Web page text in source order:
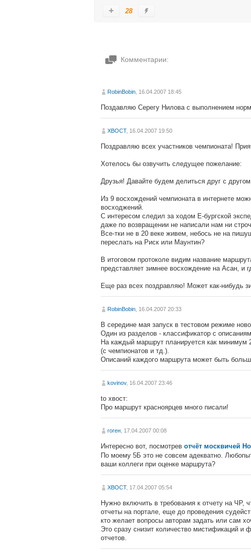
28
Комментарии:
RobinBobin , 16.04.2007 18:45
Поздавляю Серегу Нилова с выполнением
XBOCT, 16.04.2007 19:50
Поздравляю всех участников чемпионата!
Хотелось бы озвучить следущее пожелание:
Друзья! Давайте будем делиться друг с
Из 9 восхождений чемпионата в интернете
восходжений.
С интересом следил за ходом Е-бургской
даже по возвращении не написали нам ни
Все-тки не в 20 веке живем, небось не на
переслать на Риск или Маунтин?
В итоговом протоколе видим название
представляет зимнее восхождение на Асан, и
Еще раз всех поздравляю! Может как-нибудь
RobinBobin , 16.04.2007 20:33
В середине мая запуск в тестовом режиме
Один из разделов - классификатор с
На каждый маршрут планируется как минимум
(с чемпионатов и тд.).
Описаний каждого маршрута может быть
kovinov, 16.04.2007 23:46
to хвост:
Про маршрут красноярцев много писали!
гоген , 17.04.2007 00:08
Интересно вот, посмотрев отчёт москвичей
По моему 5Б это не совсем адекватно.
ваши коллеги при оценке маршрута?
XBOCT, 17.04.2007 05:54
Нужно включить в требования к отчету на ЧР,
отчеты на портале, еще до проведения
кто желает вопросы авторам задать или сам
Это сразу снизит количество мистификаций и
отчетов.